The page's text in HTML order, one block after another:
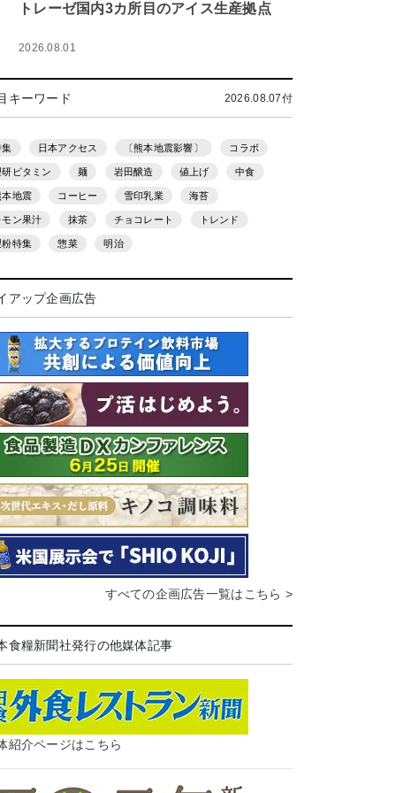
トレーゼ国内3カ所目のアイス生産拠点
2026.08.01
キーワード 2026.08.07付
集 日本アクセス 〔熊本地震影響〕 コラボ
研ビタミン 麺 岩田醸造 値上げ 中食
本地震 コーヒー 雪印乳業 海苔
モン果汁 抹茶 チョコレート トレンド
粉特集 惣菜 明治
アップ企画広告
すべての企画広告一覧はこちら >
食糧新聞社発行の他媒体記事
紹介ページはこちら